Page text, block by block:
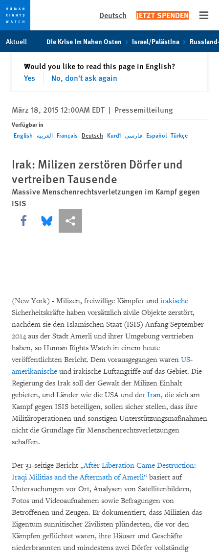
Skip
to
Skip
to
content
Deutsch JETZT SPENDEN
Aktuell Die Krise im Nahen Osten Israel/Palästina
Would you like to read this page in English?
Yes
No, don't ask again
✕Schließen
März 18, 2015 12:00AM EDT | Pressemitteilung
Verfügbar in
English العربية Français Deutsch Kurdî فارسی Español Türkçe
Irak: Milizen zerstören Dörfer und
vertreiben Tausende
Massive Menschenrechtsverletzungen im Kampf gegen
ISIS
Share this via Facebook
Share this via Bluesky
More sharing options
(New York) - Milizen, freiwillige Kämpfer und irakische
Sicherheitskräfte haben vorsätzlich zivile Objekte zerstört,
nachdem sie den Islamischen Staat (ISIS) Anfang September
2014 aus der Stadt Amerli und ihrer Umgebung vertrieben
haben, so Human Rights Watch in einem heute
veröffentlichten Bericht. Dem vorausgegangen waren US-
amerikanische und irakische Luftangriffe auf das Gebiet. Die
Regierung des Irak soll der Gewalt der Milizen Einhalt
gebieten, und Länder wie die USA und der Iran, die sich am
Kampf gegen ISIS beteiligen, sollen sicher stellen, dass ihre
Militäroperationen und sonstigen Unterstützungsmaßnahmen
nicht die Grundlage für Menschenrechtsverletzungen
schaffen.
Der 31-seitige Bericht „After Liberation Came Destruction:
Iraqi Militias and the Aftermath of Amerli“ basiert auf
Untersuchungen vor Ort, Analysen von Satellitenbildern,
Fotos und Videoaufnahmen sowie Befragungen von
Betroffenen und Zeugen. Er dokumentiert, dass Milizien das
Eigentum sunnitischer Zivilisten plünderten, die vor den
Kämpfen geflüchtet waren, ihre Häuser und Geschäfte
niederbrannten und mindestens zwei Dörfer vollständig